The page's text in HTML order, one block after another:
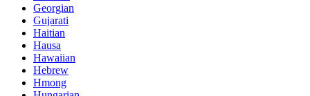
Georgian
Gujarati
Haitian
Hausa
Hawaiian
Hebrew
Hmong